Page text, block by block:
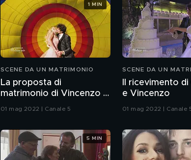
SCENE DA UN MATRIMONIO
La proposta di
matrimonio di Vincenzo a
01 mag 2022 | Canale 5
1 MIN
SCENE DA UN
Il ricevimento di
e Vincenzo
01 mag 2022 | Canale
5 MIN